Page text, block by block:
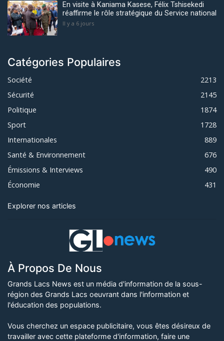
En visite à Kaniama Kasese, Félix Tshisekedi
réaffirme le rôle stratégique du Service national
Il y a 6 jours
Catégories Populaires
Société
2213
Sécurité
2145
Politique
1874
Sport
1728
Internationales
889
Santé & Environnement
676
Émissions & Interviews
490
Économie
431
Explorer nos articles
À Propos De Nous
Grands Lacs News est un média d'information de la sous-
région des Grands Lacs oeuvrant dans l'information et
l'éducation des populations.
Vous cherchez un espace publicitaire, vous êtes désireux de
travailler avec cette plateforme d'information, faire une